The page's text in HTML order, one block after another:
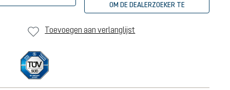
OM DE DEALERZOEKER TE
STARTEN
Toevoegen aan verlanglijst